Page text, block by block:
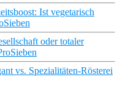
Ist vegetarisch
oder totaler
vs. Spezialitäten-Rösterei